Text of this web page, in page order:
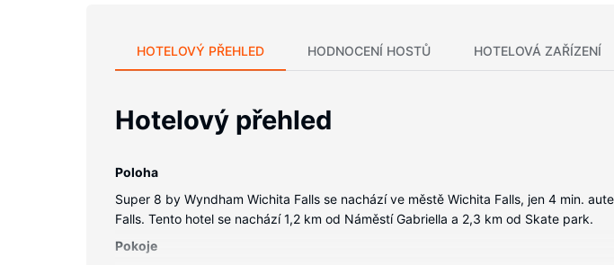
HOTELOVÝ PŘEHLED HODNOCENÍ HOSTŮ HOTELOVÁ ZAŘÍZENÍ
Hotelový přehled
Poloha
Super 8 by Wyndham Wichita Falls se nachází ve městě Wichita Falls, jen 4 min.
Falls. Tento hotel se nachází 1,2 km od Náměstí Gabriella a 2,3 km od Skate park.
Pokoje